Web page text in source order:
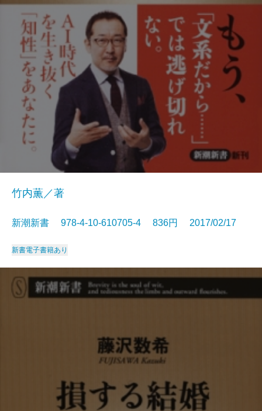
竹内薫／著
新潮新書 978-4-10-610705-4 836円 2017/02/17
新書電子書籍あり